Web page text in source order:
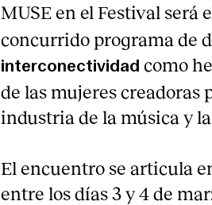
MUSE en el Festival será
concurrido programa de
interconectividad como
de las mujeres creadoras
industria de la música y
El encuentro se articula
entre los días 3 y 4 de